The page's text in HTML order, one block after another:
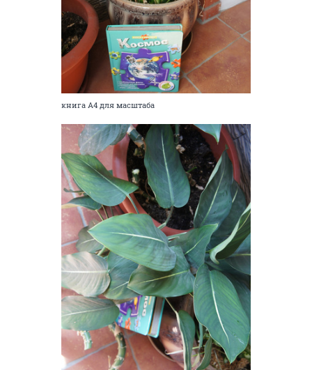
книга А4 для масштаба